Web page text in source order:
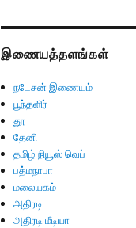
இணையத்தளங்கள்
நடேசன் இணையம்
பூந்தளிர்
தூ
தேனி
தமிழ் நியூஸ் வெப்
பத்மநாபா
மலையகம்
அதிரடி
அதிரடி மீடியா